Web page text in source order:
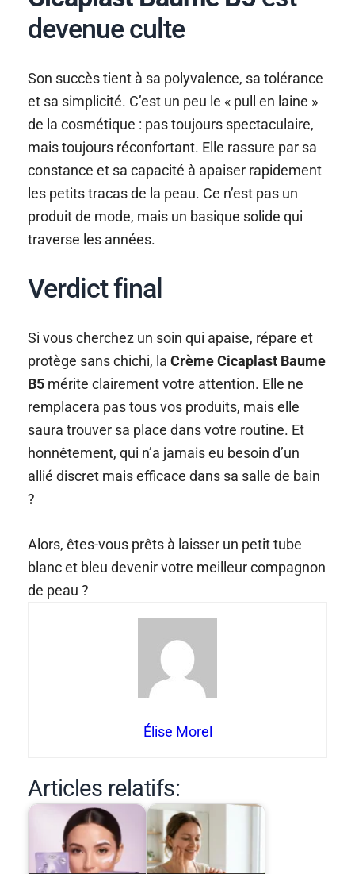
devenue culte
Son succès tient à sa polyvalence, sa tolérance
et sa simplicité. C’est un peu le « pull en laine »
de la cosmétique : pas toujours spectaculaire,
mais toujours réconfortant. Elle rassure par sa
constance et sa capacité à apaiser rapidement
les petits tracas de la peau. Ce n’est pas un
produit de mode, mais un basique solide qui
traverse les années.
Verdict final
Si vous cherchez un soin qui apaise, répare et
protège sans chichi, laCrème Cicaplast Baume
B5 mérite clairement votre attention. Elle ne
remplacera pas tous vos produits, mais elle
saura trouver sa place dans votre routine. Et
honnêtement, qui n’a jamais eu besoin d’un
allié discret mais efficace dans sa salle de bain
?
Alors, êtes-vous prêts à laisser un petit tube
blanc et bleu devenir votre meilleur compagnon
de peau ?
Élise Morel
Articles relatifs: